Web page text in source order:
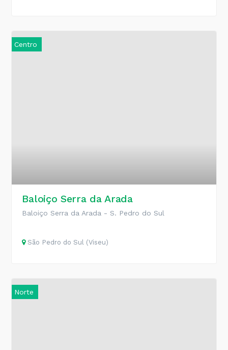
Centro
Baloiço Serra da Arada
Baloiço Serra da Arada - S. Pedro do Sul
São Pedro do Sul (Viseu)
Norte